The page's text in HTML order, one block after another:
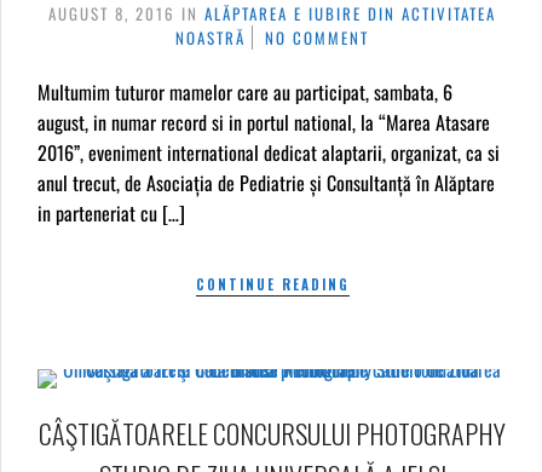
AUGUST 8, 2016 IN ALĂPTAREA E IUBIRE DIN ACTIVITATEA
NOASTRĂ
NO COMMENT
Multumim tuturor mamelor care au participat, sambata, 6
august, in numar record si in portul national, la “Marea Atasare
2016”, eveniment international dedicat alaptarii, organizat, ca si
anul trecut, de Asociația de Pediatrie și Consultanță în Alăptare
in parteneriat cu […]
CONTINUE READING
CÂŞTIGĂTOARELE CONCURSULUI PHOTOGRAPHY